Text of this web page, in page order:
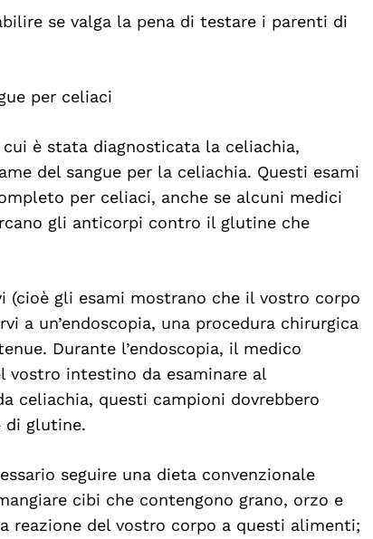
se valga la pena di testare i parenti di
per celiaci
è stata diagnosticata la celiachia,
del sangue per la celiachia. Questi esami
per celiaci, anche se alcuni medici
gli anticorpi contro il glutine che
(cioè gli esami mostrano che il vostro corpo
a un’endoscopia, una procedura chirurgica
Durante l’endoscopia, il medico
vostro intestino da esaminare al
celiachia, questi campioni dovrebbero
di glutine.
seguire una dieta convenzionale
cibi che contengono grano, orzo e
reazione del vostro corpo a questi alimenti;